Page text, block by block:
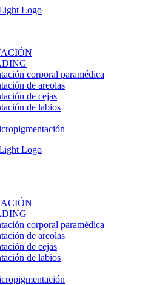
corporal paramédica
de areolas
de cejas
de labios
corporal paramédica
de areolas
de cejas
de labios